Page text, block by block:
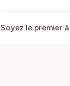
Soyez le premier